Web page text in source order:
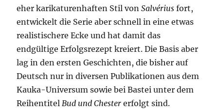
eher karikaturenhaften Stil vonSalvérius fort,
entwickelt die Serie aber schnell in eine etwas
realistischere Ecke und hat damit das
endgültige Erfolgsrezept kreiert. Die Basis aber
lag in den ersten Geschichten, die bisher auf
Deutsch nur in diversen Publikationen aus dem
Kauka-Universum sowie bei Bastei unter dem
ReihentitelBud und Chester erfolgt sind.